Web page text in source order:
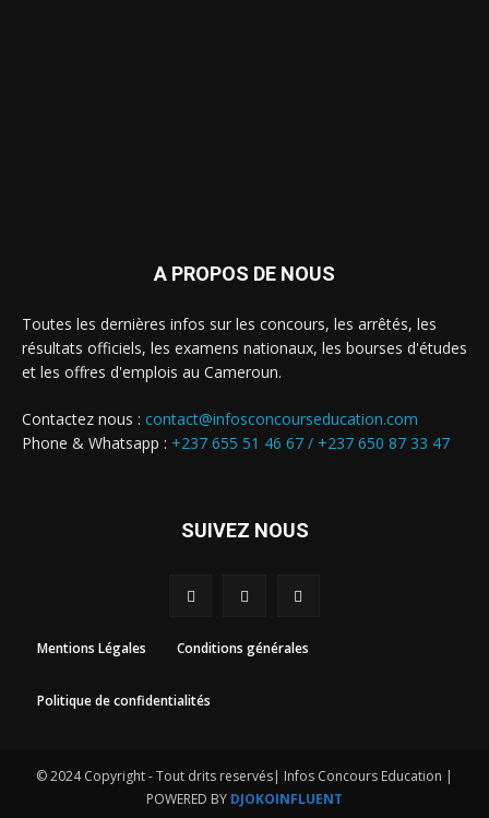
A PROPOS DE NOUS
Toutes les dernières infos sur les concours, les arrêtés, les
résultats officiels, les examens nationaux, les bourses d'études
et les offres d'emplois au Cameroun.
Contactez nous : contact@infosconcourseducation.com
Phone & Whatsapp : +237 655 51 46 67 / +237 650 87 33 47
SUIVEZ NOUS
Mentions Légales Conditions générales
Politique de confidentialités
© 2024 Copyright - Tout drits reservés| Infos Concours Education |
POWERED BY DJOKOINFLUENT